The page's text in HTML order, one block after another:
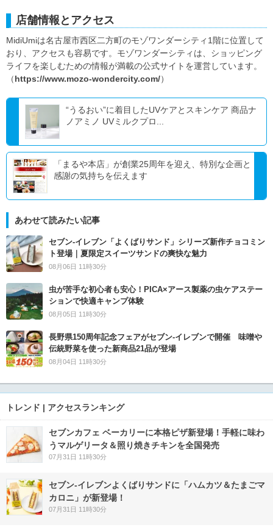
店舗情報とアクセス
MidiUmiは名古屋市西区二方町のモゾワンダーシティ1階に位置して
おり、アクセスも容易です。モゾワンダーシティは、ショッピング
ライフを楽しむための情報が満載の公式サイトを運営しています。
（https://www.mozo-wondercity.com/）
“うるおい”に着目したUVケアとスキンケア 商品ナ
ノアミノ UVミルクプロ...
「まるや本店」が創業25周年を迎え、特別な企画と
感謝の気持ちを伝えます
あわせて読みたい記事
セブン‐イレブン「よくばりサンド」シリーズ新作チョコミン
ト登場｜夏限定スイーツサンドの爽快な魅力
08月06日 11時30分
虫が苦手な初心者も安心！PICA×アース製薬の虫ケアステー
ションで快適キャンプ体験
08月05日 11時30分
長野県150周年記念フェアがセブン-イレブンで開催 味噌や
伝統野菜を使った新商品21品が登場
08月04日 11時30分
トレンド | アクセスランキング
セブンカフェ ベーカリーに本格ピザ新登場！手軽に味わ
うマルゲリータ＆照り焼きチキンを全国発売
07月31日 11時30分
セブン‐イレブンよくばりサンドに「ハムカツ＆たまごマ
カロニ」が新登場！
07月31日 11時30分